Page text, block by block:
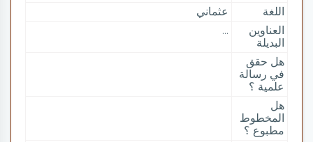
اللغة
عثماني
العناوين
البديلة
...
هل حقق
في رسالة
علمية ؟
هل
المخطوط
مطبوع ؟